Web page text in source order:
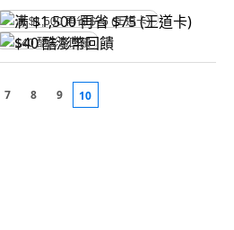
满 $1,500 再省 $75 (王道卡)
$40 酷澎幣回饋
7 8 9 10